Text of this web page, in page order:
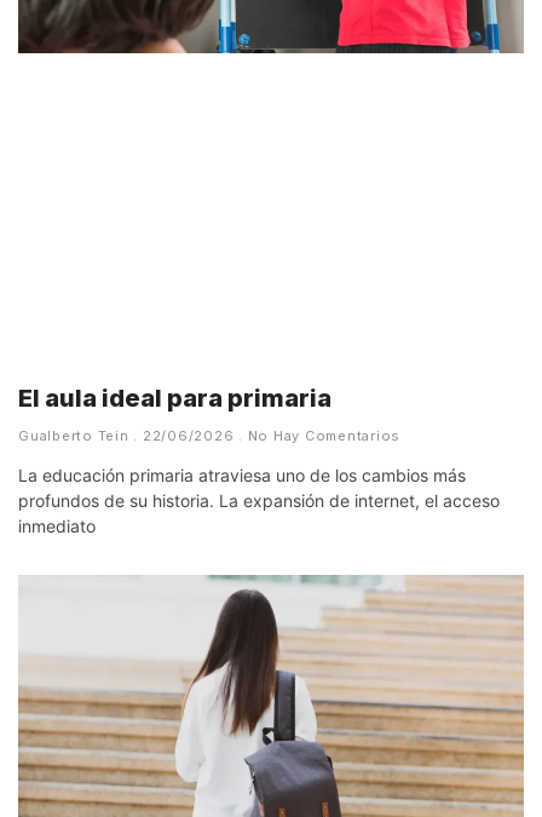
El aula ideal para primaria
Gualberto Tein 22/06/2026 No Hay Comentarios
La educación primaria atraviesa uno de los cambios más
profundos de su historia. La expansión de internet, el acceso
inmediato